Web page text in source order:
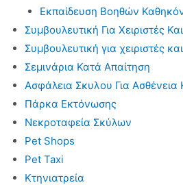
Εκπαίδευση Βοηθών
Συμβουλευτική Για Χειριστές
Συμβουλευτική για χειριστές
Σεμινάρια Κατά Απαίτηση
Ασφάλεια Σκυλου Για Ασθένεια
Πάρκα Εκτόνωσης
Νεκροταφεία Σκύλων
Pet Shops
Pet Taxi
Κτηνιατρεία